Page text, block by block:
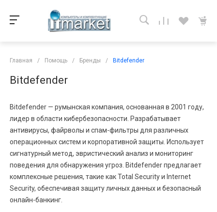
Главная / Помощь / Бренды / Bitdefender
Bitdefender
Bitdefender — румынская компания, основанная в 2001 году,
лидер в области кибербезопасности. Разрабатывает
антивирусы, файрволы и спам-фильтры для различных
операционных систем и корпоративной защиты. Использует
сигнатурный метод, эвристический анализ и мониторинг
поведения для обнаружения угроз. Bitdefender предлагает
комплексные решения, такие как Total Security и Internet
Security, обеспечивая защиту личных данных и безопасный
онлайн-банкинг.